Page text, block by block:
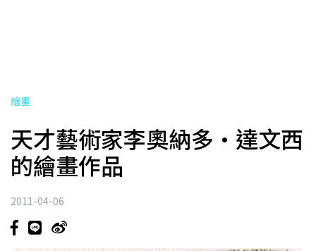
繪畫
天才藝術家李奧納多·達文西
的繪畫作品
2011-04-06